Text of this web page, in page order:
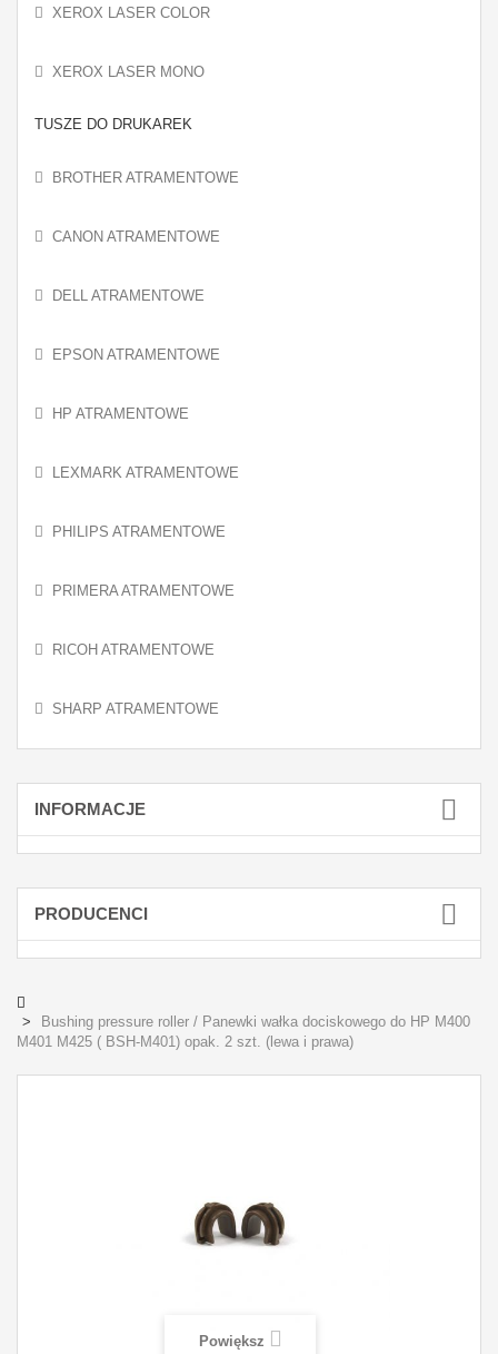
XEROX LASER COLOR
XEROX LASER MONO
TUSZE DO DRUKAREK
BROTHER ATRAMENTOWE
CANON ATRAMENTOWE
DELL ATRAMENTOWE
EPSON ATRAMENTOWE
HP ATRAMENTOWE
LEXMARK ATRAMENTOWE
PHILIPS ATRAMENTOWE
PRIMERA ATRAMENTOWE
RICOH ATRAMENTOWE
SHARP ATRAMENTOWE
INFORMACJE
PRODUCENCI
Bushing pressure roller / Panewki wałka dociskowego do HP M400
M401 M425 ( BSH-M401) opak. 2 szt. (lewa i prawa)
Powiększ